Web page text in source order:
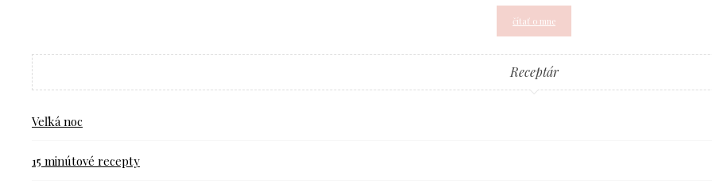
čítať o mne
Receptár
Veľká noc
15 minútové recepty